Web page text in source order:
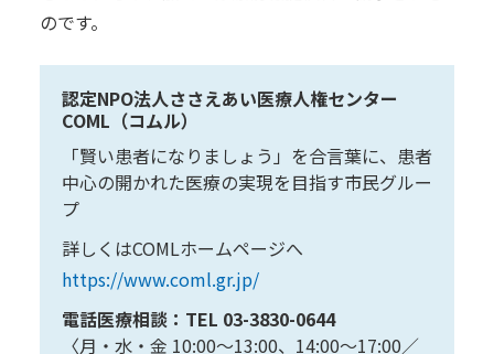
のです。
認定NPO法人ささえあい医療人権センター
COML（コムル）
「賢い患者になりましょう」を合言葉に、患者
中心の開かれた医療の実現を目指す市民グルー
プ
詳しくはCOMLホームページへ
https://www.coml.gr.jp/
電話医療相談：TEL 03-3830-0644
〈月・水・金 10:00〜13:00、14:00〜17:00／